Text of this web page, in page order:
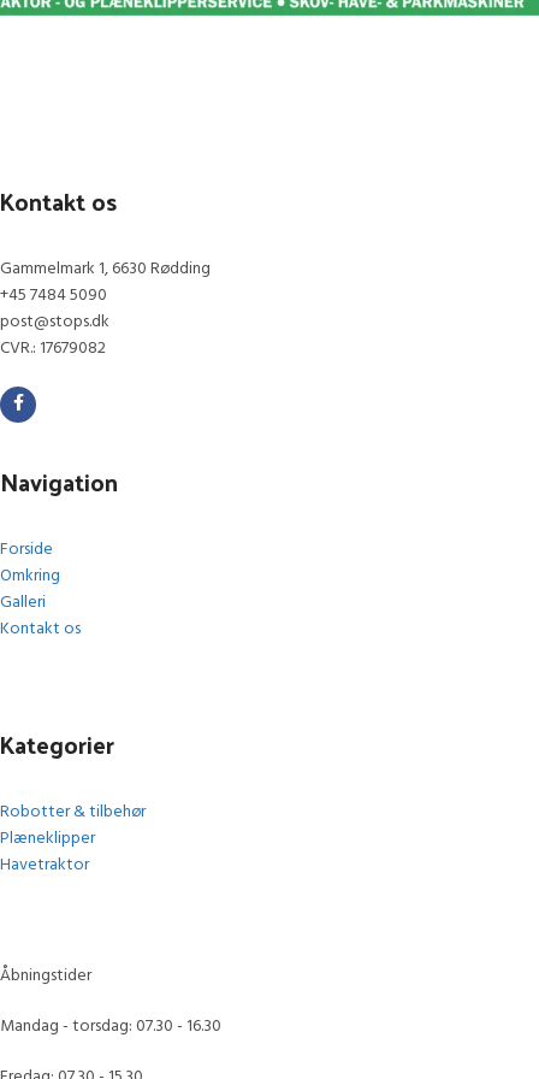
Kontakt os
Gammelmark 1, 6630 Rødding
+45 7484 5090
post@stops.dk
CVR.: 17679082
Navigation
Forside
Omkring
Galleri
Kontakt os
Kategorier
Robotter & tilbehør
Plæneklipper
Havetraktor
Åbningstider
Mandag - torsdag: 07.30 - 16.30